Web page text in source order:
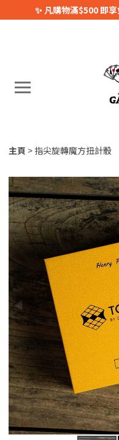
✨ 凡購物滿$500 即享
主頁 指尖旋轉魔方扭計骰